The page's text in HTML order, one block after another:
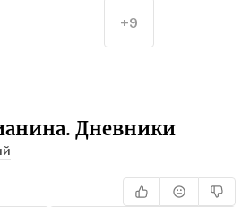
Дневники
+9